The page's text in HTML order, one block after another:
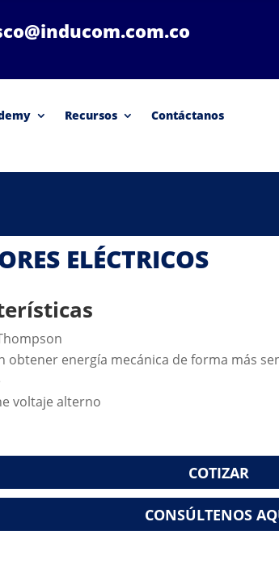
Recursos Contáctanos
ELÉCTRICOS
obtener energía mecánica de forma más
voltaje alterno
COTIZAR
CONSÚLTENOS